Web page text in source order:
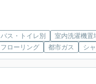
バス・トイレ別 室内洗濯機置
フローリング
都市ガス シ